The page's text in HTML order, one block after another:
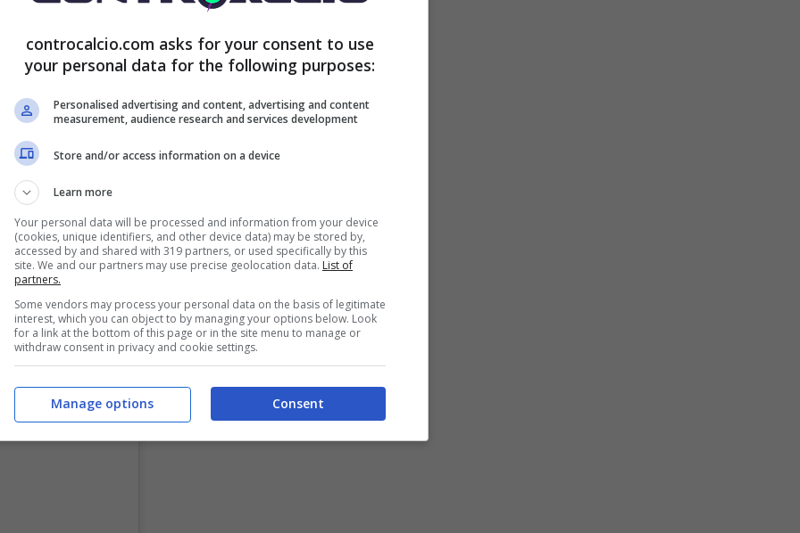
controcalcio.com asks for your consent to use
your personal data for the following purposes:
Personalised advertising and content, advertising and content
measurement, audience research and services development
Store and/or access information on a device
Learn more
Your personal data will be processed and information from your device
(cookies, unique identifiers, and other device data) may be stored by,
accessed by and shared with 319 partners, or used specifically by this
site. We and our partners may use precise geolocation data. List of
partners.
Some vendors may process your personal data on the basis of legitimate
interest, which you can object to by managing your options below. Look
for a link at the bottom of this page or in the site menu to manage or
withdraw consent in privacy and cookie settings.
Consent
Manage options